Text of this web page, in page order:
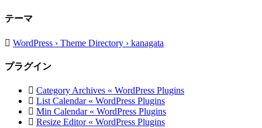
テーマ
WordPress › Theme Directory › kanagata
プラグイン
Category Archives « WordPress Plugins
List Calendar « WordPress Plugins
Min Calendar « WordPress Plugins
Resize Editor « WordPress Plugins